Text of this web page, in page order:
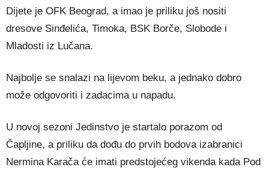
Dijete je OFK Beograd, a imao je priliku još nositi
dresove Sinđelića, Timoka, BSK Borče, Slobode i
Mladosti iz Lučana.
Najbolje se snalazi na lijevom beku, a jednako dobro
može odgovoriti i zadacima u napadu.
U novoj sezoni Jedinstvo je startalo porazom od
Čapljine, a priliku da dođu do prvih bodova izabranici
Nermina Karača će imati predstojećeg vikenda kada Pod